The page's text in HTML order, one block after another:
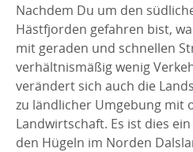
Nachdem Du um den
Hästfjorden gefahren bist,
mit geraden und schnellen
verhältnismäßig wenig
verändert sich auch die
zu ländlicher Umgebung mit
Landwirtschaft. Es ist dies
den Hügeln im Norden